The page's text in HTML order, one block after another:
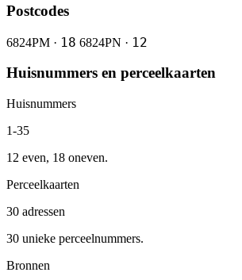
Postcodes
6824PM · 18 6824PN · 12
Huisnummers en perceelkaarten
Huisnummers
1-35
12 even, 18 oneven.
Perceelkaarten
30 adressen
30 unieke perceelnummers.
Bronnen